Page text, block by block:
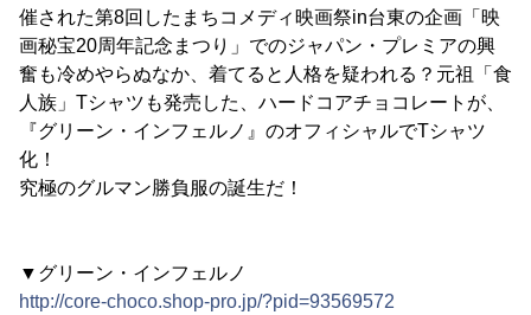
催された第8回したまちコメディ映画祭in台東の企画「映
画秘宝20周年記念まつり」でのジャパン・プレミアの興
奮も冷めやらぬなか、着てると人格を疑われる？元祖「食
人族」Tシャツも発売した、ハードコアチョコレートが、
『グリーン・インフェルノ』のオフィシャルでTシャツ
化！
究極のグルマン勝負服の誕生だ！
▼グリーン・インフェルノ
http://core-choco.shop-pro.jp/?pid=93569572